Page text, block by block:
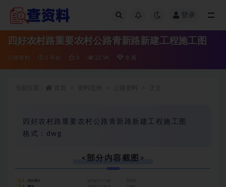
登录
四好农村路重要农村公路青新路新建工程施工图
公路资料 2 年前 0 22.9K 专属
四好农村路重要农村公路青新路新建工程施工图
格式：dwg
<部分内容截图>